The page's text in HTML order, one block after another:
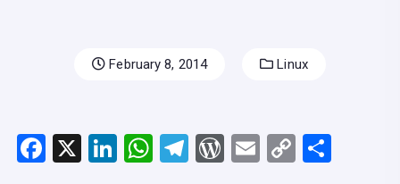
February 8, 2014 Linux
F
X
Li W T
W E
C